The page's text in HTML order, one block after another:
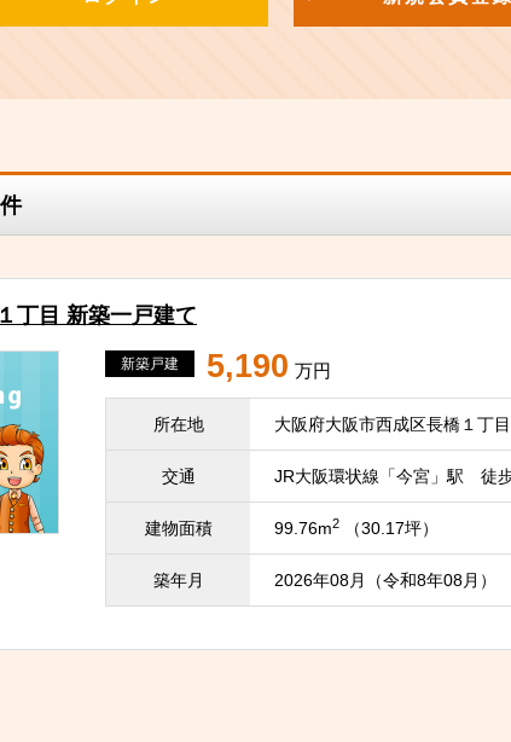
丁目 新築一戸建て
新築戸建 5,190 万円
所在地 大阪府大阪市西成区長橋１丁目
交通 JR大阪環状線「今宮」駅 徒
建物面積 99.76m2 （30.17坪）
築年月 2026年08月（令和8年08月）